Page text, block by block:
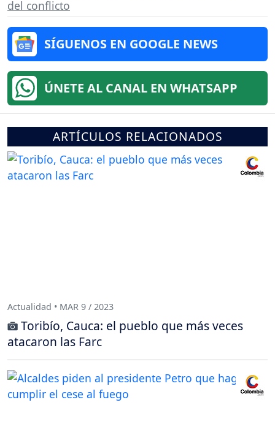
del conflicto
SÍGUENOS EN GOOGLE NEWS
ÚNETE AL CANAL EN WHATSAPP
ARTÍCULOS RELACIONADOS
Actualidad • MAR 9 / 2023
Toribío, Cauca: el pueblo que más veces
atacaron las Farc